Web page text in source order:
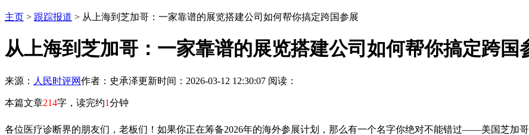
主页 > 跟踪报道 > 从上海到芝加哥：一家靠谱的展览搭建公司如何帮你搞定跨国参展
从上海到芝加哥：一家靠谱的展览搭建公司如何帮你搞定跨国
来源： 人民时评网作者：史承泽更新时间：2026-03-12 12:30:07 阅读：
本篇文章214字，读完约1分钟
各位医疗诊断界的朋友们，老板们！如果你正在筹备2026年的海外参展计划，那么有一个名字你绝对不能错过——美国芝加